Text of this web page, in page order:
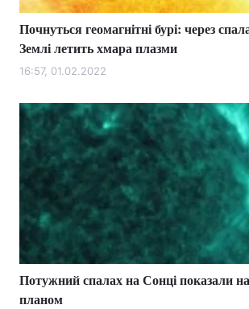
Почнуться геомагнітні бурі: через
Землі летить хмара плазми
16:57, 01.02.2022
Потужний спалах на Сонці показали
планом